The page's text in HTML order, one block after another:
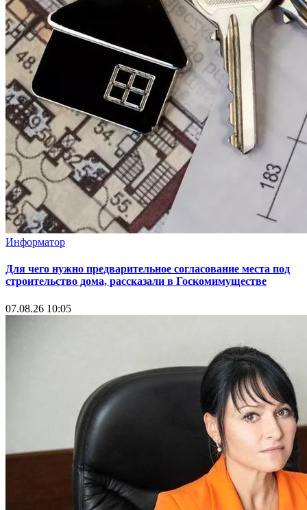
Информатор
Для чего нужно предварительное согласование места под
строительство дома, рассказали в Госкомимуществе
07.08.26 10:05